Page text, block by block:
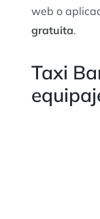
web o
gratuita.
Taxi